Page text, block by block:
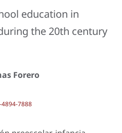
education in
the 20th century
Forero
7888